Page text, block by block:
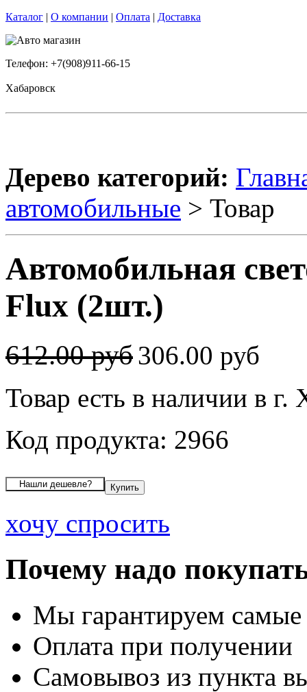
Каталог | О компании | Оплата | Доставка
Телефон: +7(908)911-66-15
Хабаровск
Дерево категорий:
автомобильные > Товар
Автомобильная
Flux (2шт.)
612.00 руб306.00 руб
Товар есть в наличии в г.
Код продукта: 2966
хочу спросить
Почему надо
Мы гарантируем
Оплата при получении
Самовывоз из пункта